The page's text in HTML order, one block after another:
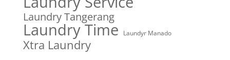
Laundry Tangerang
Laundry Time Laundyr Manado
Xtra Laundry